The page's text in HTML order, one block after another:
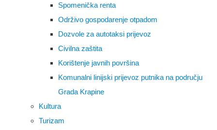
Spomenička renta
Održivo gospodarenje otpadom
Dozvole za autotaksi prijevoz
Civilna zaštita
Korištenje javnih površina
Komunalni linijski prijevoz putnika na području
Grada Krapine
Kultura
Turizam